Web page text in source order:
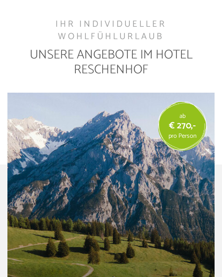
IHR INDIVIDUELLER
WOHLFÜHLURLAUB
UNSERE ANGEBOTE IM HOTEL
RESCHENHOF
ab
€ 270,-
pro Person